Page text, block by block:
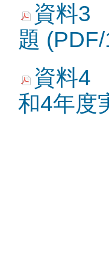
資料3
題
資料4
和4年度